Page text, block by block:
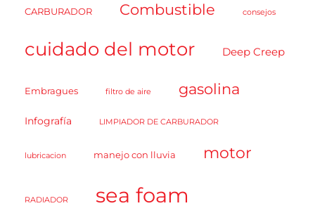
CARBURADOR Combustible consejos
cuidado del motor Deep Creep
Embragues filtro de aire gasolina
Infografía LIMPIADOR DE CARBURADOR
lubricacion manejo con lluvia motor
RADIADOR sea foam